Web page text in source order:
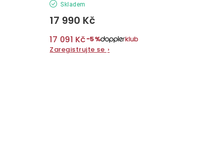
Skladem
17 990 Kč
17 091 Kč−5%
Zaregistrujte se ›